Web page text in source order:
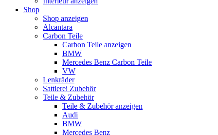
Shop
Shop anzeigen
Alcantara
Carbon Teile
Carbon Teile anzeigen
BMW
Mercedes Benz Carbon Teile
VW
Lenkräder
Sattlerei Zubehör
Teile & Zubehör
Teile & Zubehör anzeigen
Audi
BMW
Mercedes Benz